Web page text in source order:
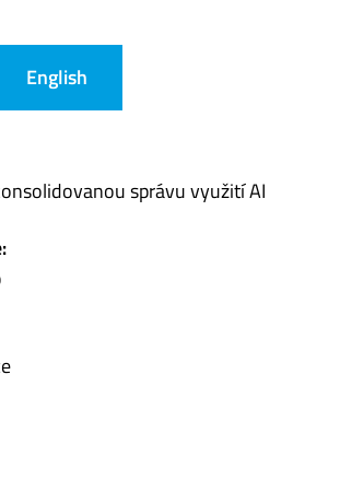
English
správu využití AI